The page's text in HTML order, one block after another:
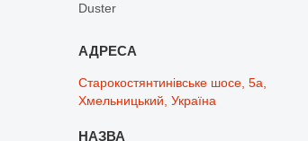
Duster
Старокостянтинівське шосе, 5а,
Хмельницький, Україна